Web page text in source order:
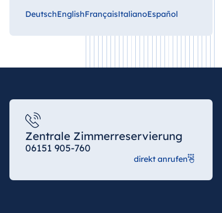
DeutschEnglishFrançaisItalianoEspañol
Zentrale Zimmerreservierung
06151 905-760
direkt anrufen